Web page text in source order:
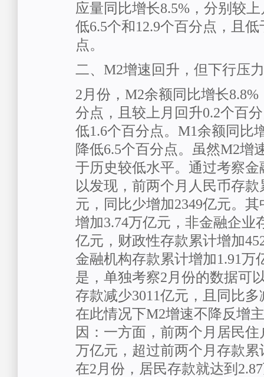
应量同比增长8.5%，分别较
低6.5个和12.9个百分点，且
点。
二、M2增速回升，但下行压
2月份，M2余额同比增长
分点，且较上月回升0.2个百
低1.6个百分点。M1余额同比
降低6.5个百分点。虽然M2增
于历史较低水平。通过考察
以发现，前两个月人民币存款
元，同比少增加2349亿元。
增加3.74万亿元，非金融企业
亿元，财政性存款累计增加
金融机构存款累计增加1.91万
是，单独考察2月份的数据可
存款减少3011亿元，且同比多
在此情况下M2增速不降反增
因：一方面，前两个月居民住
万亿元，超过前两个月存款累
在2月份，居民存款就达到